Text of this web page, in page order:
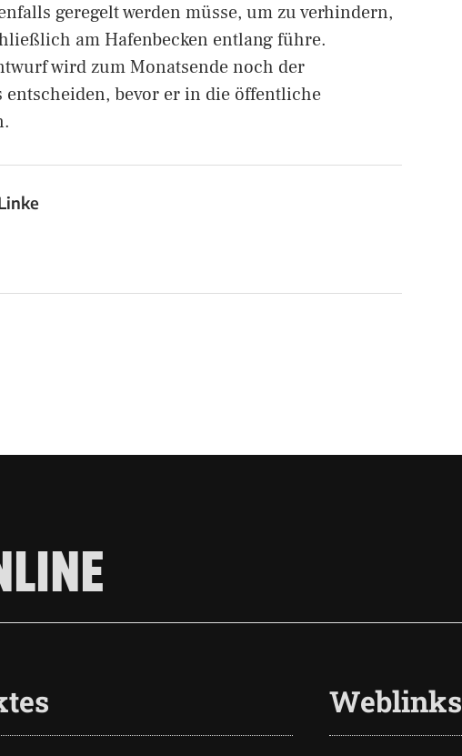
geregelt werden müsse, um zu verhindern,
am Hafenbecken entlang führe.
wird zum Monatsende noch der
entscheiden, bevor er in die öffentliche
Weblinks